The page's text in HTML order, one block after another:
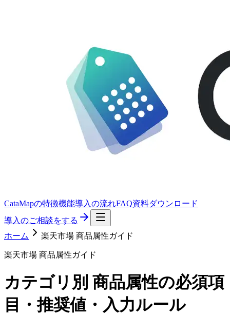
CataMapの特徴機能導入の流れFAQ資料ダウンロード
導入のご相談をする
ホーム
楽天市場 商品属性ガイド
楽天市場 商品属性ガイド
カテゴリ別 商品属性の必須項
目・推奨値・入力ルール